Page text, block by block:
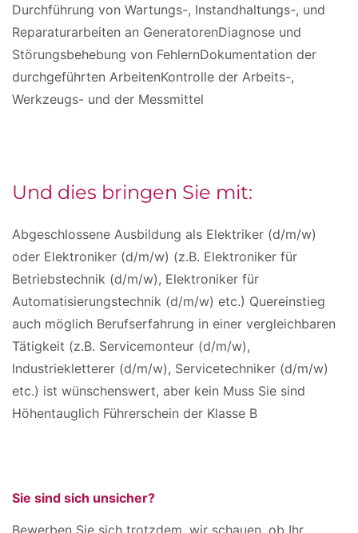
Durchführung von Wartungs-, Instandhaltungs-, und
Reparaturarbeiten an GeneratorenDiagnose und
Störungsbehebung von FehlernDokumentation der
durchgeführten ArbeitenKontrolle der Arbeits-,
Werkzeugs- und der Messmittel
Und dies bringen Sie mit:
Abgeschlossene Ausbildung als Elektriker (d/m/w)
oder Elektroniker (d/m/w) (z.B. Elektroniker für
Betriebstechnik (d/m/w), Elektroniker für
Automatisierungstechnik (d/m/w) etc.) Quereinstieg
auch möglich Berufserfahrung in einer vergleichbaren
Tätigkeit (z.B. Servicemonteur (d/m/w),
Industriekletterer (d/m/w), Servicetechniker (d/m/w)
etc.) ist wünschenswert, aber kein Muss Sie sind
Höhentauglich Führerschein der Klasse B
Sie sind sich unsicher?